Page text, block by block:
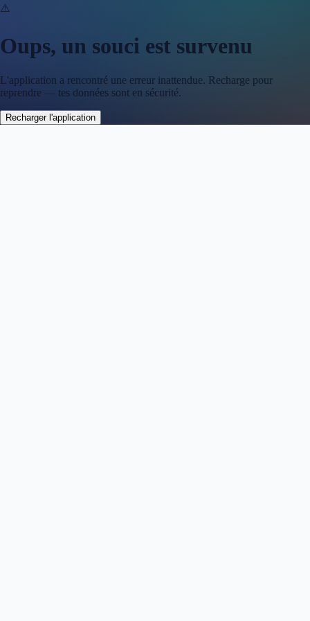
⚠️
Oups, un souci est survenu
L'application a rencontré une erreur inattendue. Recharge pour
reprendre — tes données sont en sécurité.
Recharger l'application